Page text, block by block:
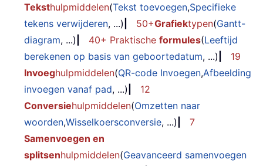
Teksthulpmiddelen(Tekst toevoegen,Specifieke
tekens verwijderen, ...) 50+Grafiektypen(Gantt-
diagram, ...) 40+ Praktische formules(Leeftijd
berekenen op basis van geboortedatum, ...)
19
Invoeghulpmiddelen(QR-code Invoegen,Afbeelding
invoegen vanaf pad, ...)
12
Conversiehulpmiddelen(Omzetten naar
woorden,Wisselkoersconversie, ...)
7
Samenvoegen en
splitsenhulpmiddelen(Geavanceerd samenvoegen